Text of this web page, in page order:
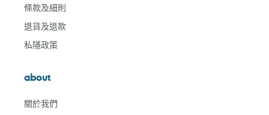
條款及細則
退貨及退款
私隱政策
about
關於我們